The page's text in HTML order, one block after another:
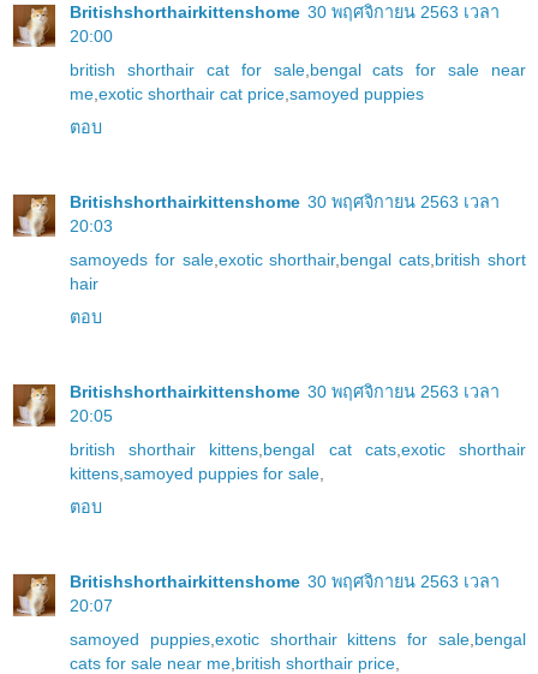
Britishshorthairkittenshome 30 พฤศจิกายน 2563 เวลา
20:00
british shorthair cat for sale, bengal cats for sale near
me exotic shorthair cat price samoyed puppies
ตอบ
Britishshorthairkittenshome 30 พฤศจิกายน 2563 เวลา
20:03
samoyeds for sale, exotic shorthair, bengal cats british short
hair
ตอบ
Britishshorthairkittenshome 30 พฤศจิกายน 2563 เวลา
20:05
british shorthair kittens bengal cat cats, exotic shorthair
kittens samoyed puppies for sale
ตอบ
Britishshorthairkittenshome 30 พฤศจิกายน 2563 เวลา
20:07
samoyed puppies, exotic shorthair kittens for sale bengal
cats for sale near me british shorthair price